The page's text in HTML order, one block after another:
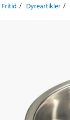
Fritid Dyreartikler